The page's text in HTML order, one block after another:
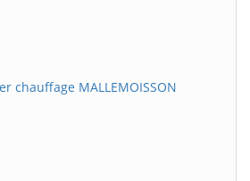
chauffage MALLEMOISSON